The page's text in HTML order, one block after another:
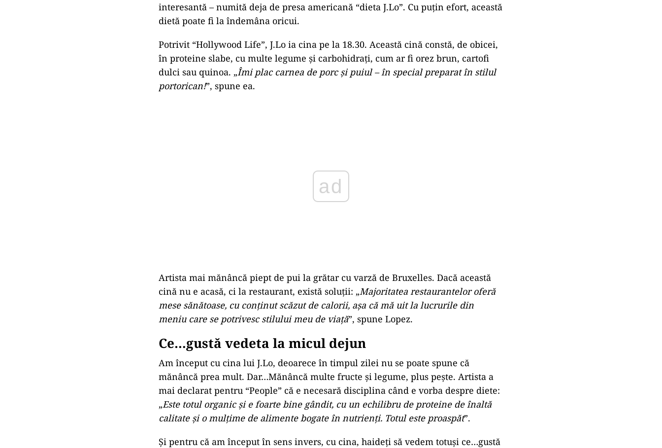
interesantă – numită deja de presa americană “dieta J.Lo”. Cu puțin efort, această
dietă poate fi la îndemâna oricui.
Potrivit “Hollywood Life”, J.Lo ia cina pe la 18.30. Această cină constă, de obicei,
în proteine slabe, cu multe legume și carbohidrați, cum ar fi orez brun, cartofi
dulci sau quinoa. „Îmi plac carnea de porc și puiul – în special preparat în stilul
portorican!”, spune ea.
Artista mai mănâncă piept de pui la grătar cu varză de Bruxelles. Dacă această
cină nu e acasă, ci la restaurant, există soluții: „Majoritatea restaurantelor oferă
mese sănătoase, cu conținut scăzut de calorii, așa că mă uit la lucrurile din
meniu care se potrivesc stilului meu de viață”, spune Lopez.
Ce…gustă vedeta la micul dejun
Am început cu cina lui J.Lo, deoarece în timpul zilei nu se poate spune că
mănâncă prea mult. Dar…Mănâncă multe fructe și legume, plus pește. Artista a
mai declarat pentru “People” că e necesară disciplina când e vorba despre diete:
„Este totul organic și e foarte bine gândit, cu un echilibru de proteine ​​de înaltă
calitate și o mulțime de alimente bogate în nutrienți. Totul este proaspăt”.
Și pentru că am început în sens invers, cu cina, haideți să vedem totuși ce…gustă